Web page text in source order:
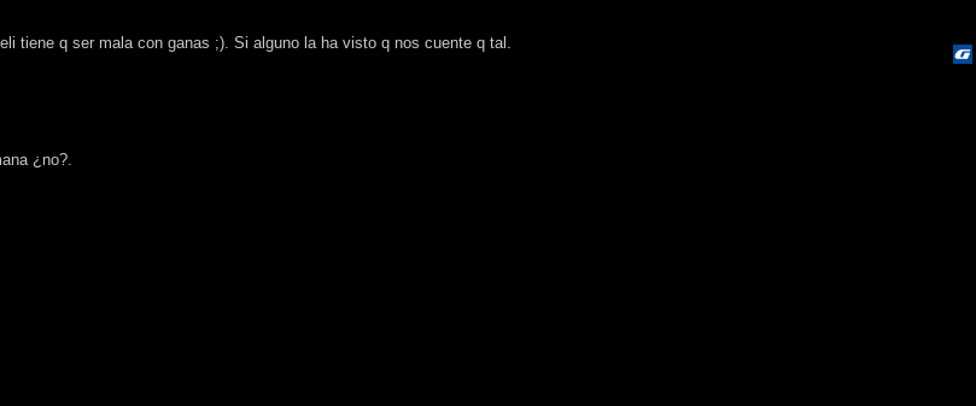
tiene q ser mala con ganas ;). Si alguno la ha visto q nos cuente q tal.
¿no?.